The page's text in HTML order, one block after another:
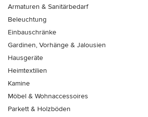
Armaturen & Sanitärbedarf
Beleuchtung
Einbauschränke
Gardinen, Vorhänge & Jalousien
Hausgeräte
Heimtextilien
Kamine
Möbel & Wohnaccessoires
Parkett & Holzböden